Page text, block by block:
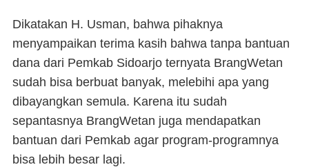
Dikatakan H. Usman, bahwa pihaknya
menyampaikan terima kasih bahwa tanpa bantuan
dana dari Pemkab Sidoarjo ternyata BrangWetan
sudah bisa berbuat banyak, melebihi apa yang
dibayangkan semula. Karena itu sudah
sepantasnya BrangWetan juga mendapatkan
bantuan dari Pemkab agar program-programnya
bisa lebih besar lagi.